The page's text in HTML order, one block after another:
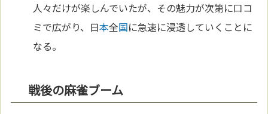
人々だけが楽しんでいたが、その魅力が次第に口コ
ミで広がり、日本全国に急速に浸透していくことに
なる。
戦後の麻雀ブーム